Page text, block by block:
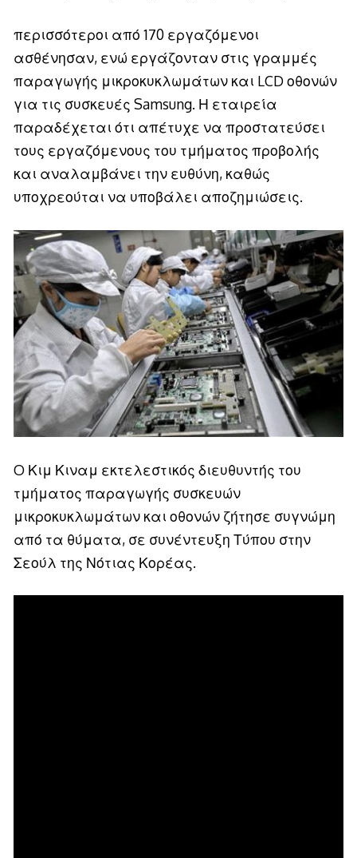
περισσότεροι από 170 εργαζόμενοι
ασθένησαν, ενώ εργάζονταν στις γραμμές
παραγωγής μικροκυκλωμάτων και LCD οθονών
για τις συσκευές Samsung. Η εταιρεία
παραδέχεται ότι απέτυχε να προστατεύσει
τους εργαζόμενους του τμήματος προβολής
και αναλαμβάνει την ευθύνη, καθώς
υποχρεούται να υποβάλει αποζημιώσεις.
O Κιμ Κιναμ εκτελεστικός διευθυντής του
τμήματος παραγωγής συσκευών
μικροκυκλωμάτων και οθονών ζήτησε συγνώμη
από τα θύματα, σε συνέντευξη Τύπου στην
Σεούλ της Νότιας Κορέας.